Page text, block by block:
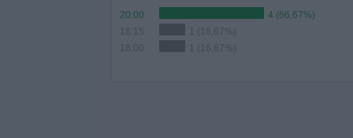
20:00
4 (66,67%)
16:15
1 (16,67%)
18:00
1 (16,67%)